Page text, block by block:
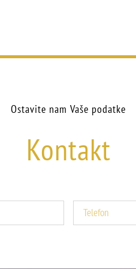
Ostavite nam Vaše podatke
Kontakt